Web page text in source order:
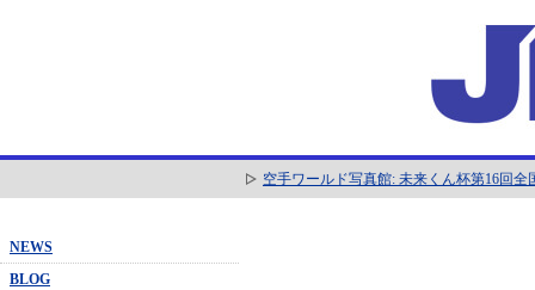
空手ワールド写真館: 未来くん杯第16回
NEWS
BLOG